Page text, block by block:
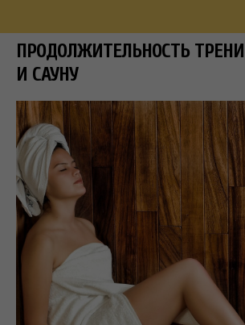
ПРОДОЛЖИТЕЛЬНОСТЬ
И САУНУ